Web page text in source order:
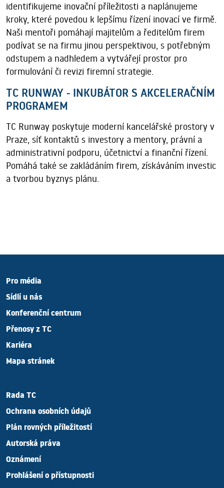
identifikujeme inovační příležitosti a naplánujeme
kroky, které povedou k lepšímu řízení inovací ve firmě.
Naši mentoři pomáhají majitelům a ředitelům firem
podívat se na firmu jinou perspektivou, s potřebným
odstupem a nadhledem a vytvářejí prostor pro
formulování či revizi firemní strategie.
TC RUNWAY - INKUBÁTOR S AKCELERAČNÍM
PROGRAMEM
TC Runway poskytuje moderní kancelářské prostory v
Praze, síť kontaktů s investory a mentory, právní a
administrativní podporu, účetnictví a finanční řízení.
Pomáhá také se zakládáním firem, získáváním investic
a tvorbou byznys plánu.
Pro média
Sídlí u nás
Konferenční centrum
Přenosy z TC
Kariéra
Mapa stránek
Rada TC
Ochrana osobních údajů
Plán rovných příležitostí
Autorská práva
Oznámení
Prohlášení o přístupnosti